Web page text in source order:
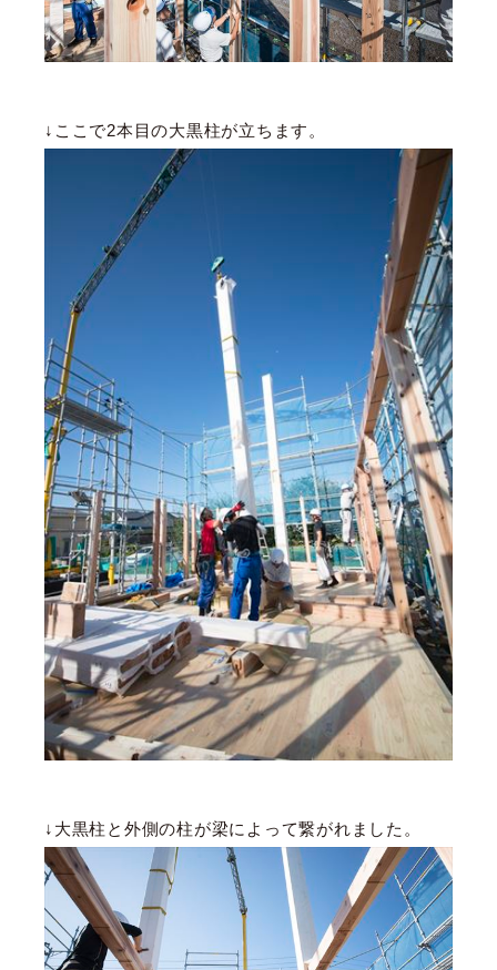
↓ここで2本目の大黒柱が立ちます。
↓大黒柱と外側の柱が梁によって繋がれました。